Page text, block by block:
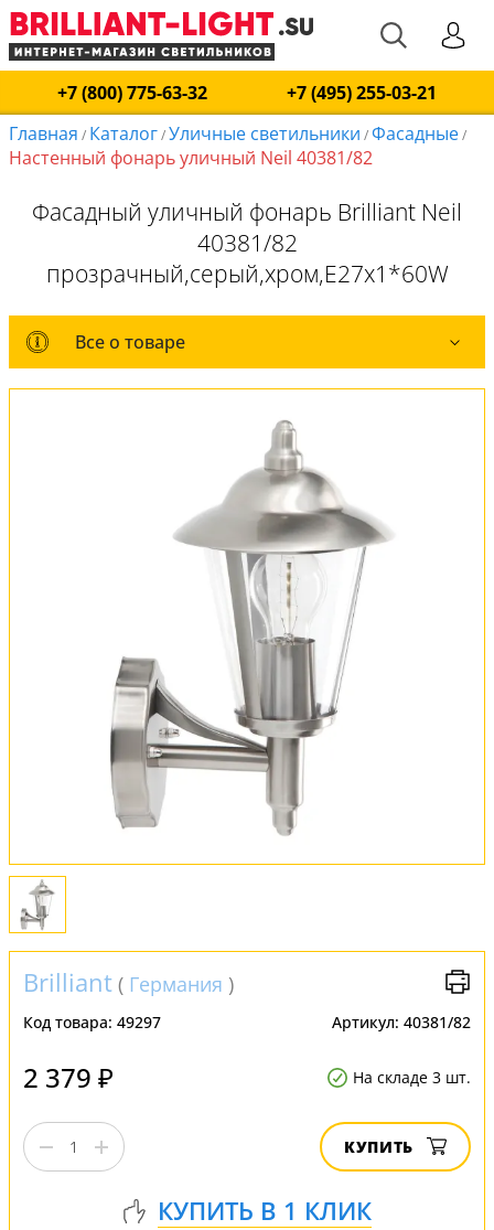
+7 (800) 775-63-32
+7 (495) 255-03-21
Главная / Каталог/Уличные светильники /Фасадные/
Настенный фонарь уличный Neil 40381/82
Фасадный уличный фонарь Brilliant Neil
40381/82
прозрачный,серый,хром,E27x1*60W
Все о товаре
Все о товаре
Оплата и доставка
Установка
Отзывы
Brilliant ( Германия )
Код товара: 49297 Артикул: 40381/82
2 379 ₽ На складе 3 шт.
КУПИТЬ